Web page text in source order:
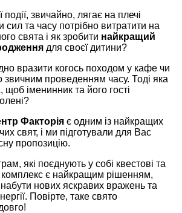
події, звичайно, лягає на плечі
сил та часу потрібно витратити на
свята і як зробити найкращий
для своєї дитини?
вразити когось походом у кафе чи
звичним проведенням часу. Тоді яка
іменинник та його гості
Факторія є одним із найкращих
свят, і ми підготували для Вас
пропозицію.
які поєднують у собі квестові та
комплекс є найкращим рішенням,
нових яскравих вражень та
Повірте, таке свято